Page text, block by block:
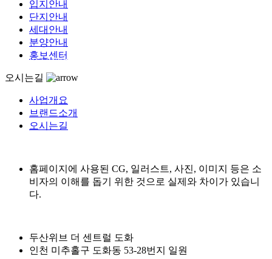
일일 방문 213명
입지안내
단지안내
세대안내
분양안내
홍보센터
오시는길
사업개요
브랜드소개
오시는길
홈페이지에 사용된 CG, 일러스트, 사진, 이미지 등은 소
비자의 이해를 돕기 위한 것으로 실제와 차이가 있습니
다.
두산위브 더 센트럴 도화
인천 미추홀구 도화동 53-28번지 일원